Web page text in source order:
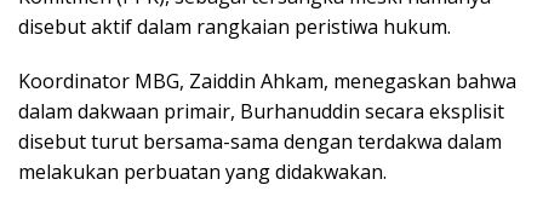
disebut aktif dalam rangkaian peristiwa hukum.
Koordinator MBG, Zaiddin Ahkam, menegaskan bahwa
dalam dakwaan primair, Burhanuddin secara eksplisit
disebut turut bersama-sama dengan terdakwa dalam
melakukan perbuatan yang didakwakan.